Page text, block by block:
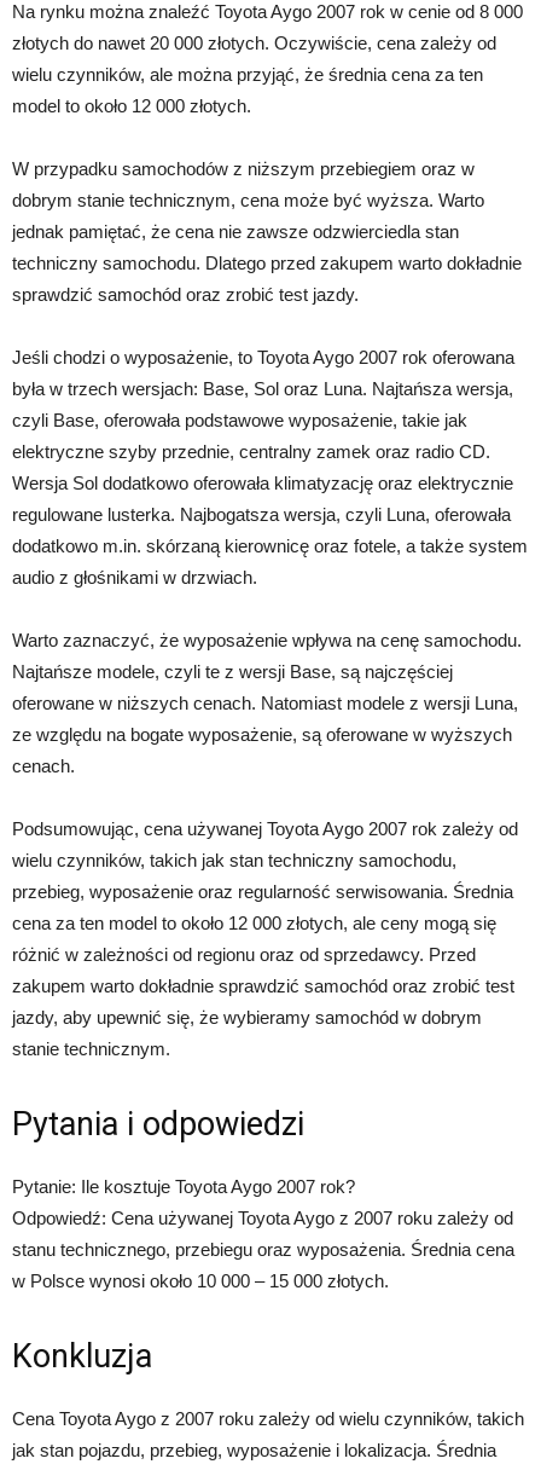
Na rynku można znaleźć Toyota Aygo 2007 rok w cenie od 8 000
złotych do nawet 20 000 złotych. Oczywiście, cena zależy od
wielu czynników, ale można przyjąć, że średnia cena za ten
model to około 12 000 złotych.
W przypadku samochodów z niższym przebiegiem oraz w
dobrym stanie technicznym, cena może być wyższa. Warto
jednak pamiętać, że cena nie zawsze odzwierciedla stan
techniczny samochodu. Dlatego przed zakupem warto dokładnie
sprawdzić samochód oraz zrobić test jazdy.
Jeśli chodzi o wyposażenie, to Toyota Aygo 2007 rok oferowana
była w trzech wersjach: Base, Sol oraz Luna. Najtańsza wersja,
czyli Base, oferowała podstawowe wyposażenie, takie jak
elektryczne szyby przednie, centralny zamek oraz radio CD.
Wersja Sol dodatkowo oferowała klimatyzację oraz elektrycznie
regulowane lusterka. Najbogatsza wersja, czyli Luna, oferowała
dodatkowo m.in. skórzaną kierownicę oraz fotele, a także system
audio z głośnikami w drzwiach.
Warto zaznaczyć, że wyposażenie wpływa na cenę samochodu.
Najtańsze modele, czyli te z wersji Base, są najczęściej
oferowane w niższych cenach. Natomiast modele z wersji Luna,
ze względu na bogate wyposażenie, są oferowane w wyższych
cenach.
Podsumowując, cena używanej Toyota Aygo 2007 rok zależy od
wielu czynników, takich jak stan techniczny samochodu,
przebieg, wyposażenie oraz regularność serwisowania. Średnia
cena za ten model to około 12 000 złotych, ale ceny mogą się
różnić w zależności od regionu oraz od sprzedawcy. Przed
zakupem warto dokładnie sprawdzić samochód oraz zrobić test
jazdy, aby upewnić się, że wybieramy samochód w dobrym
stanie technicznym.
Pytania i odpowiedzi
Pytanie: Ile kosztuje Toyota Aygo 2007 rok?
Odpowiedź: Cena używanej Toyota Aygo z 2007 roku zależy od
stanu technicznego, przebiegu oraz wyposażenia. Średnia cena
w Polsce wynosi około 10 000 – 15 000 złotych.
Konkluzja
Cena Toyota Aygo z 2007 roku zależy od wielu czynników, takich
jak stan pojazdu, przebieg, wyposażenie i lokalizacja. Średnia